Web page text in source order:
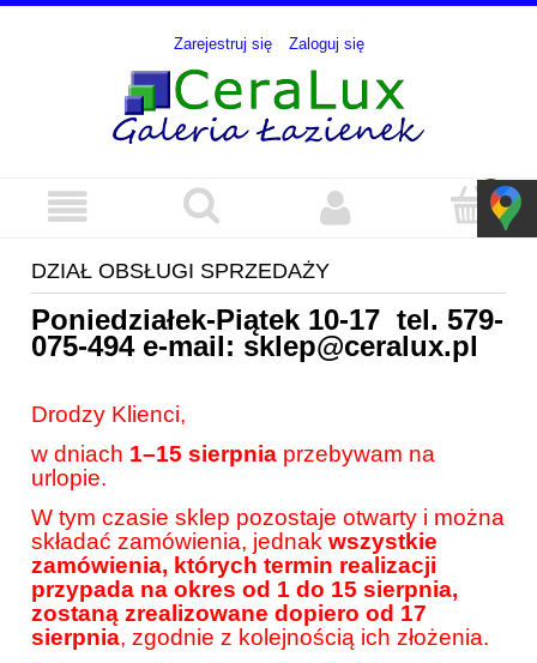
Zarejestruj się Zaloguj się
DZIAŁ OBSŁUGI SPRZEDAŻY
Poniedziałek-Piątek 10-17 tel. 579-
075-494e-mail: sklep@ceralux.pl
Drodzy Klienci,
w dniach 1–15 sierpnia przebywam na
urlopie.
W tym czasie sklep pozostaje otwarty i można
składać zamówienia, jednak wszystkie
zamówienia, których termin realizacji
przypada na okres od 1 do 15 sierpnia,
zostaną zrealizowane dopiero od 17
sierpnia, zgodnie z kolejnością ich złożenia.